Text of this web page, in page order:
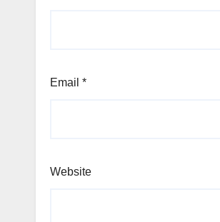
Email *
Website